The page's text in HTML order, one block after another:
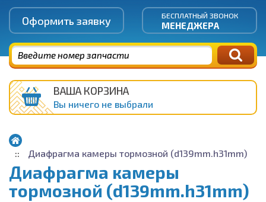
Оформить заявку БЕСПЛАТНЫЙ ЗВОНОК
МЕНЕДЖЕРА
ВАША КОРЗИНА
Вы ничего не выбрали
Диафрагма камеры тормозной (d139mm.h31mm)
Диафрагма камеры
тормозной (d139mm.h31mm)